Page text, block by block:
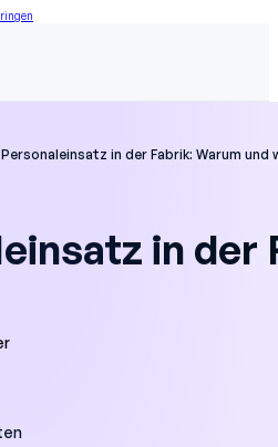
Personaleinsatz in der Fabrik: Warum und
in der